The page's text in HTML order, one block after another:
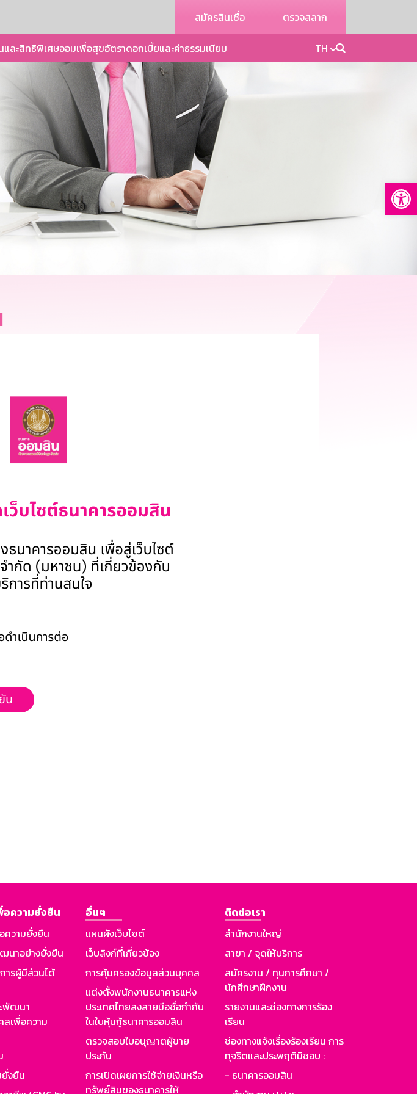
สมัครสินเชื่อ ตรวจสลาก
และสิทธิพิเศษออมเพื่อสุขอัตราดอกเบี้ยและค่าธรรมเนียม TH
ความยั่งยืน
วามยั่งยืน
นาอย่างยั่งยืน
ารผู้มีส่วนได้
พัฒนา
เพื่อความ
งยืน
อื่นๆ
แผนผังเว็บไซต์
เว็บลิงก์ที่เกี่ยวข้อง
การคุ้มครองข้อมูลส่วนบุคคล
แต่งตั้งพนักงานธนาคารแห่ง
ประเทศไทยลงลายมือชื่อกำกับ
ในใบหุ้นกู้ธนาคารออมสิน
ตรวจสอบใบอนุญาตผู้ขาย
ประกัน
การเปิดเผยการใช้จ่ายเงินหรือ
ทรัพย์สินของธนาคารให้
ติดต่อเรา
สำนักงานใหญ่
สาขา / จุดให้บริการ
สมัครงาน / ทุนการศึกษา /
นักศึกษาฝึกงาน
รายงานและช่องทางการร้อง
เรียน
ช่องทางแจ้งเรื่องร้องเรียน การ
ทุจริตและประพฤติมิชอบ :
- ธนาคารออมสิน